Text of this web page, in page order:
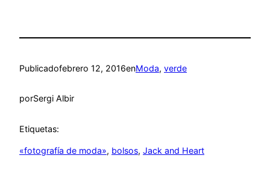
Publicadofebrero 12, 2016enModa, verde
porSergi Albir
Etiquetas:
«fotografía de moda», bolsos, Jack and Heart